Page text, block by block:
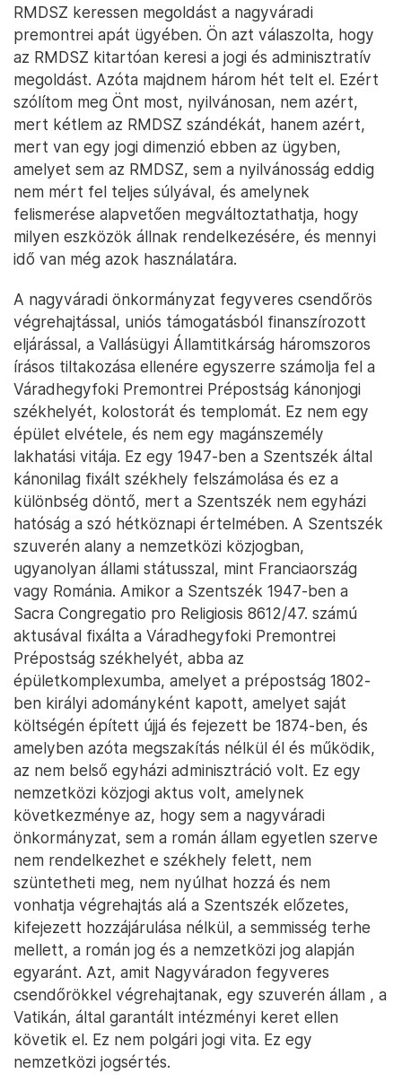
RMDSZ keressen megoldást a nagyváradi
premontrei apát ügyében. Ön azt válaszolta, hogy
az RMDSZ kitartóan keresi a jogi és adminisztratív
megoldást. Azóta majdnem három hét telt el. Ezért
szólítom meg Önt most, nyilvánosan, nem azért,
mert kétlem az RMDSZ szándékát, hanem azért,
mert van egy jogi dimenzió ebben az ügyben,
amelyet sem az RMDSZ, sem a nyilvánosság eddig
nem mért fel teljes súlyával, és amelynek
felismerése alapvetően megváltoztathatja, hogy
milyen eszközök állnak rendelkezésére, és mennyi
idő van még azok használatára.
A nagyváradi önkormányzat fegyveres csendőrös
végrehajtással, uniós támogatásból finanszírozott
eljárással, a Vallásügyi Államtitkárság háromszoros
írásos tiltakozása ellenére egyszerre számolja fel a
Váradhegyfoki Premontrei Prépostság kánonjogi
székhelyét, kolostorát és templomát. Ez nem egy
épület elvétele, és nem egy magánszemély
lakhatási vitája. Ez egy 1947-ben a Szentszék által
kánonilag fixált székhely felszámolása és ez a
különbség döntő, mert a Szentszék nem egyházi
hatóság a szó hétköznapi értelmében. A Szentszék
szuverén alany a nemzetközi közjogban,
ugyanolyan állami státusszal, mint Franciaország
vagy Románia. Amikor a Szentszék 1947-ben a
Sacra Congregatio pro Religiosis 8612/47. számú
aktusával fixálta a Váradhegyfoki Premontrei
Prépostság székhelyét, abba az
épületkomplexumba, amelyet a prépostság 1802-
ben királyi adományként kapott, amelyet saját
költségén épített újjá és fejezett be 1874-ben, és
amelyben azóta megszakítás nélkül él és működik,
az nem belső egyházi adminisztráció volt. Ez egy
nemzetközi közjogi aktus volt, amelynek
következménye az, hogy sem a nagyváradi
önkormányzat, sem a román állam egyetlen szerve
nem rendelkezhet e székhely felett, nem
szüntetheti meg, nem nyúlhat hozzá és nem
vonhatja végrehajtás alá a Szentszék előzetes,
kifejezett hozzájárulása nélkül, a semmisség terhe
mellett, a román jog és a nemzetközi jog alapján
egyaránt. Azt, amit Nagyváradon fegyveres
csendőrökkel végrehajtanak, egy szuverén állam , a
Vatikán, által garantált intézményi keret ellen
követik el. Ez nem polgári jogi vita. Ez egy
nemzetközi jogsértés.